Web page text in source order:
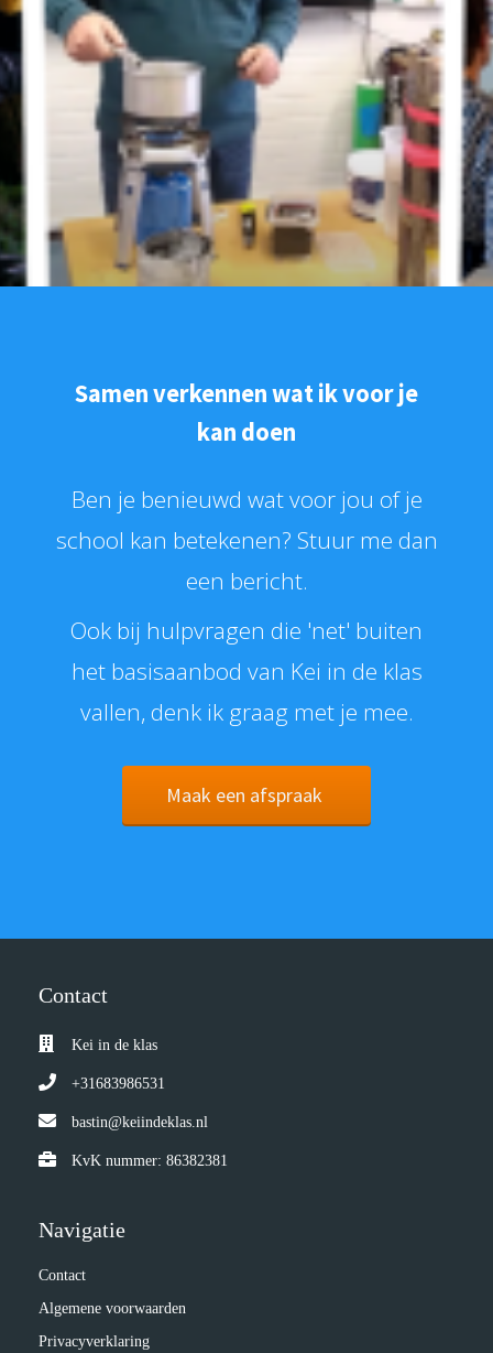
Samen verkennen wat ik voor je
kan doen
Ben je benieuwd wat voor jou of je
school kan betekenen? Stuur me dan
een bericht.
Ook bij hulpvragen die 'net' buiten
het basisaanbod van Kei in de klas
vallen, denk ik graag met je mee.
Maak een afspraak
Contact
Kei in de klas
+31683986531
bastin@keiindeklas.nl
KvK nummer: 86382381
Navigatie
Contact
Algemene voorwaarden
Privacyverklaring